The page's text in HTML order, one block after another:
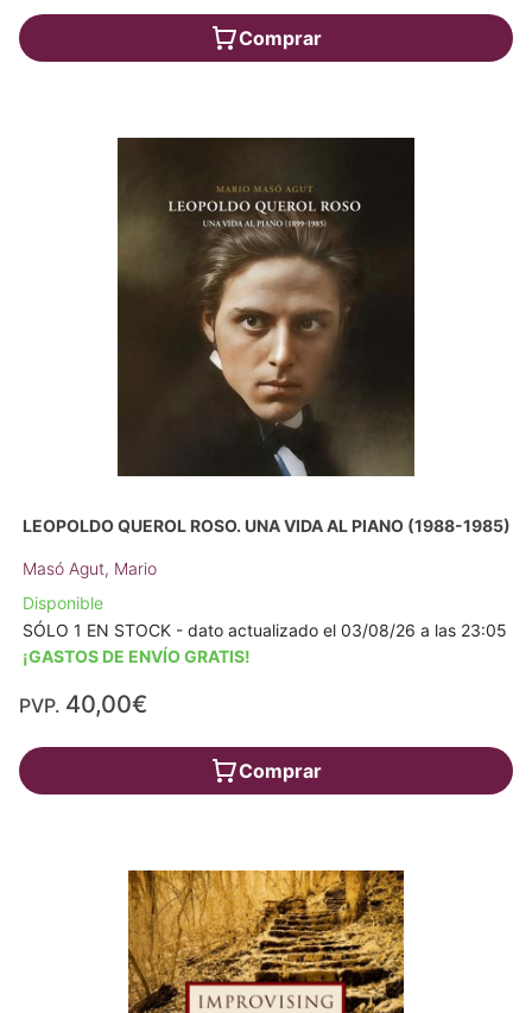
Comprar
LEOPOLDO QUEROL ROSO. UNA VIDA AL PIANO (1988-1985)
Masó Agut, Mario
Disponible
SÓLO 1 EN STOCK - dato actualizado el 03/08/26 a las 23:05
¡GASTOS DE ENVÍO GRATIS!
PVP. 40,00€
Comprar